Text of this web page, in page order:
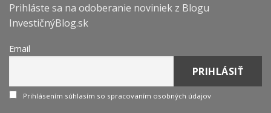
Prihláste sa na odoberanie noviniek z Blogu
InvestičnýBlog.sk
Email
Prihlásením súhlasím so spracovaním osobných údajov